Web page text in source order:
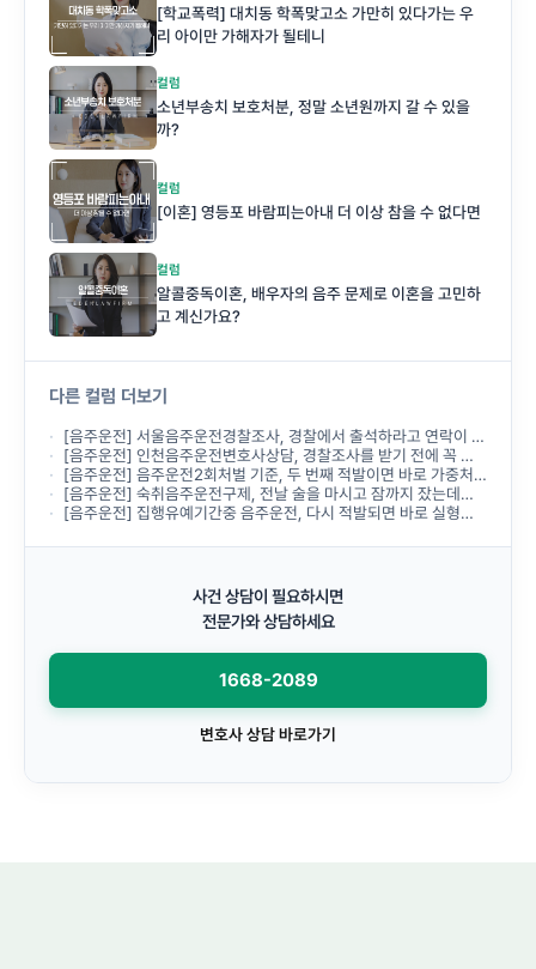
[학교폭력] 대치동 학폭맞고소 가만히 있다가는 우
리 아이만 가해자가 될테니
컬럼
소년부송치 보호처분, 정말 소년원까지 갈 수 있을
까?
컬럼
[이혼] 영등포 바람피는아내 더 이상 참을 수 없다면
컬럼
알콜중독이혼, 배우자의 음주 문제로 이혼을 고민하
고 계신가요?
다른 컬럼 더보기
[음주운전] 서울음주운전경찰조사, 경찰에서 출석하라고 연락이 왔는데 무엇부터 준비해야 하나요?
[음주운전] 인천음주운전변호사상담, 경찰조사를 받기 전에 꼭 받아야 하나요?
[음주운전] 음주운전2회처벌 기준, 두 번째 적발이면 바로 가중처벌되나요?
[음주운전] 숙취음주운전구제, 전날 술을 마시고 잠까지 잤는데도 음주운전으로 처벌되나요?
[음주운전] 집행유예기간중 음주운전, 다시 적발되면 바로 실형이 선고되나요?
사건 상담이 필요하시면
전문가와 상담하세요
1668-2089
변호사 상담 바로가기